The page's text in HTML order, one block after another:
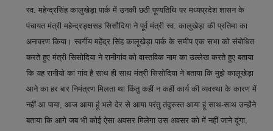
स्व. महेन्द्रसिंह कालुखेड़ा पार्क में उनकी छठी पूण्यतिथि पर मध्यप्रदेश शासन के
पंचायत मंत्री महेन्द्रङ्क्षसह सिसौदिया ने पूर्व मंत्री स्व. कालुखेड़ा की प्रतिमा का
अनावरण किया। स्वर्गीय महेंद्र सिंह कालूखेड़ा पार्क के समीप एक सभा को संबोधित
करते हुए मंत्री सिसोदिया ने रानीगांव को वास्तविक नाम का उल्लेख करते हुए बताया
कि यह रानीयो का गांव है साथ ही साथ मंत्री सिसोदिया ने बताया कि मुझे कालूखेड़ा
आने का हर बार निमंत्रण मिलता था किंतु कहीं न कहीं कार्य की व्यवस्था के कारण में
नहीं आ पाया, आज आया हूं भले देर से आया परंतु तंदुरुस्त आया हूं साथ-साथ उन्होंने
बताया कि आगे जब भी कोई ऐसा अवसर मिलेगा उस अवसर को में नहीं जाने दूंगा,